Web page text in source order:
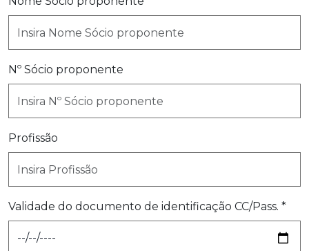
Nº Sócio proponente
Profissão
Validade do documento de identificação CC/Pass. *